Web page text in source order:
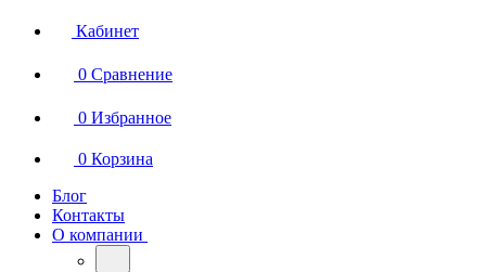
Кабинет
0 Сравнение
0 Избранное
0 Корзина
Блог
Контакты
О компании